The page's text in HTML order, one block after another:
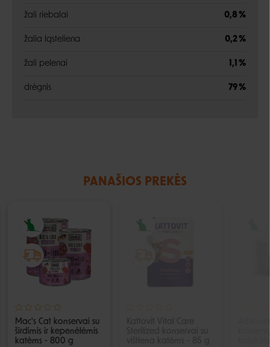
žali riebalai 0,8 %
žalia ląsteliena 0,2 %
žali pelenai 1,1 %
drėgnis 79 %
PANAŠIOS PREKĖS
Mac's Cat konservai su
širdimis ir kepenėlėmis
katėms - 800 g